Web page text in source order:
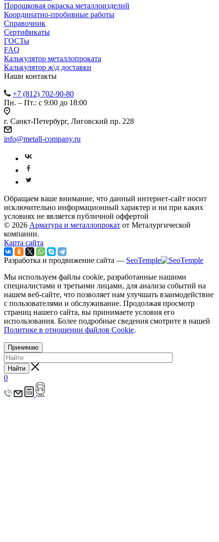
Порошковая окраска металлоизделий
Координатно-пробивные работы
Справочник
Сертификаты
ГОСТы
FAQ
Калькулятор металлопроката
Калькулятор ж\д доставки
Наши контакты
+7 (812) 702-90-80
Пн. – Пт.: с 9:00 до 18:00
г. Санкт-Петербург, Лиговский пр. 228
info@metall-company.ru
Обращаем ваше внимание, что данный интернет-сайт носит
исключительно информационный характер и ни при каких
условиях не является публичной оффертой
© 2026 Арматура и металлопрокат от Металургической
компании.
Карта сайта
Разработка и продвижение сайта — SeoTemple
Мы используем файлы cookie, разработанные нашими
специалистами и третьими лицами, для анализа событий на
нашем веб-сайте, что позволяет нам улучшать взаимодействие
с пользователями и обслуживание. Продолжая просмотр
страниц нашего сайта, вы принимаете условия его
использования. Более подробные сведения смотрите в нашей
Политике в отношении файлов Cookie.
Принимаю
Найти
0